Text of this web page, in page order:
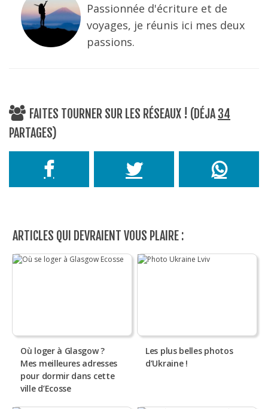
Passionnée d'écriture et de
voyages, je réunis ici mes deux
passions.
FAITES TOURNER SUR LES RÉSEAUX ! (DÉJA 34
PARTAGES)
ARTICLES QUI DEVRAIENT VOUS PLAIRE :
Où loger à Glasgow ?
Mes meilleures adresses
pour dormir dans cette
ville d’Ecosse
Les plus belles photos
d’Ukraine !